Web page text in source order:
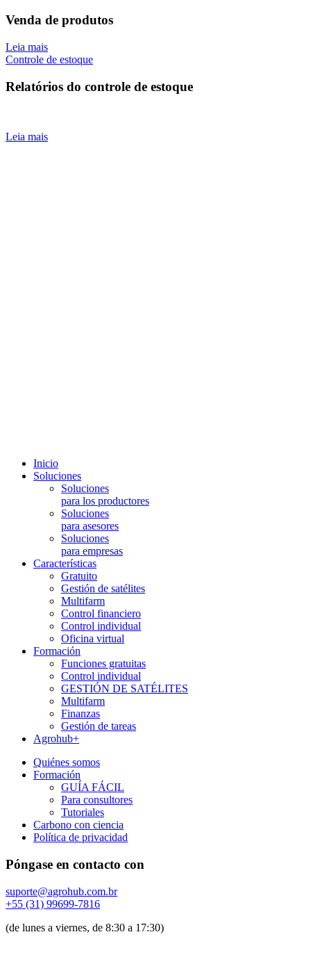
Venda de produtos
Leia mais
Controle de estoque
Relatórios do controle de estoque
Leia mais
Inicio
Soluciones
Soluciones
para los productores
Soluciones
para asesores
Soluciones
para empresas
Características
Gratuito
Gestión de satélites
Multifarm
Control financiero
Control individual
Oficina virtual
Formación
Funciones gratuitas
Control individual
GESTIÓN DE SATÉLITES
Multifarm
Finanzas
Gestión de tareas
Agrohub+
Quiénes somos
Formación
GUÍA FÁCIL
Para consultores
Tutoriales
Carbono con ciencia
Política de privacidad
Póngase en contacto con
suporte@agrohub.com.br
+55 (31) 99699-7816
(de lunes a viernes, de 8:30 a 17:30)